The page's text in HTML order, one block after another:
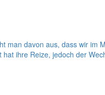
man davon aus, dass wir
ihre Reize, jedoch der